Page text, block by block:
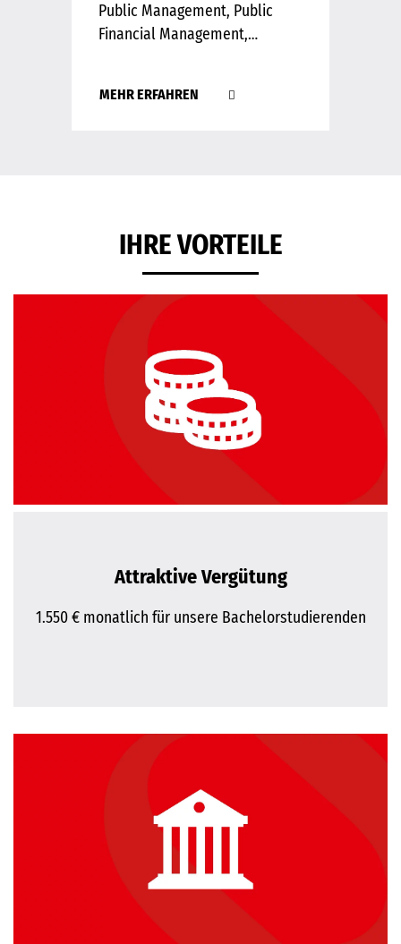
Public Management, Public
Financial Management,…
MEHR ERFAHREN
IHRE VORTEILE
Attraktive Vergütung
1.550 € monatlich für unsere Bachelorstudierenden